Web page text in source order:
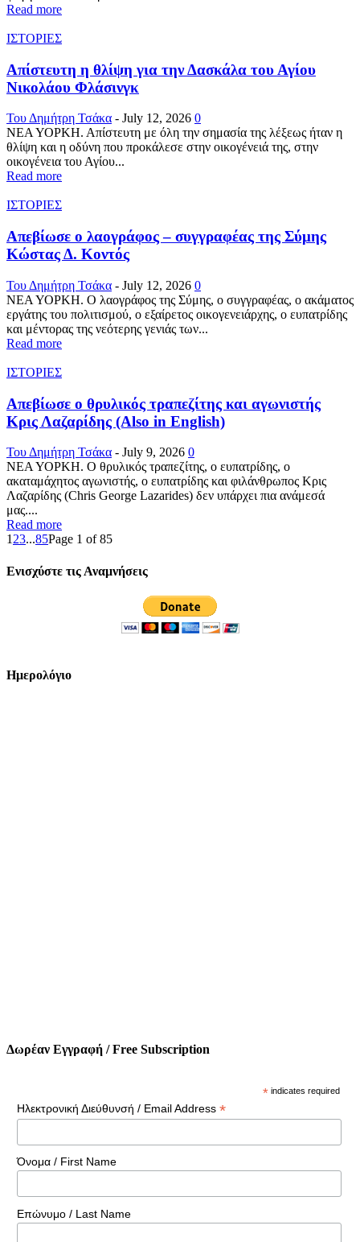
Read more
ΙΣΤΟΡΙΕΣ
Απίστευτη η θλίψη για την Δασκάλα του Αγίου
Νικολάου Φλάσινγκ
Του Δημήτρη Τσάκα - July 12, 2026 0
ΝΕΑ ΥΟΡΚΗ. Απίστευτη με όλη την σημασία της λέξεως ήταν η
θλίψη και η οδύνη που προκάλεσε στην οικογένειά της, στην
οικογένεια του Αγίου...
Read more
ΙΣΤΟΡΙΕΣ
Απεβίωσε ο λαογράφος – συγγραφέας της Σύμης
Κώστας Δ. Κοντός
Του Δημήτρη Τσάκα - July 12, 2026 0
ΝΕΑ ΥΟΡΚΗ. Ο λαογράφος της Σύμης, ο συγγραφέας, ο ακάματος
εργάτης του πολιτισμού, ο εξαίρετος οικογενειάρχης, ο ευπατρίδης
και μέντορας της νεότερης γενιάς των...
Read more
ΙΣΤΟΡΙΕΣ
Απεβίωσε ο θρυλικός τραπεζίτης και αγωνιστής
Κρις Λαζαρίδης (Also in English)
Του Δημήτρη Τσάκα - July 9, 2026 0
ΝΕΑ ΥΟΡΚΗ. Ο θρυλικός τραπεζίτης, ο ευπατρίδης, ο
ακαταμάχητος αγωνιστής, ο ευπατρίδης και φιλάνθρωπος Κρις
Λαζαρίδης (Chris George Lazarides) δεν υπάρχει πια ανάμεσά
μας....
Read more
1 23...85Page 1 of 85
Ενισχύστε τις Αναμνήσεις
Ημερολόγιο
Δωρέαν Εγγραφή / Free Subscription
* indicates required
Ηλεκτρονική Διεύθυνσή / Email Address *
Όνομα / First Name
Επώνυμο / Last Name